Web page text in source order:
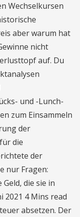
Wechselkursen
aber warum hat
nicht
auf. Du
und -Lunch-
zum Einsammeln
der
die
der
nur Fragen:
die sie in
2021 4 Mins read
absetzen. Der